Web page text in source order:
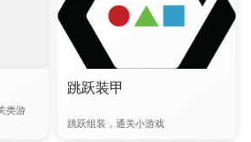
类游
跳跃装甲
跳跃组装，通关小游戏